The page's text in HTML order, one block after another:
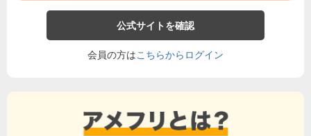
公式サイトを確認
会員の方はこちらからログイン